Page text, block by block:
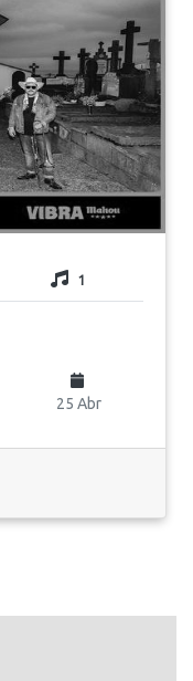
1
25 Abr